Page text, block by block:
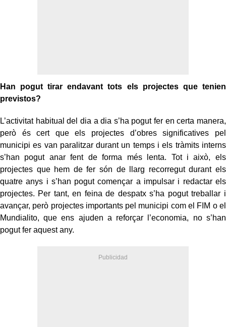
Han pogut tirar endavant tots els projectes que tenien
previstos?
L’activitat habitual del dia a dia s’ha pogut fer en certa manera,
però és cert que els projectes d’obres significatives pel
municipi es van paralitzar durant un temps i els tràmits interns
s’han pogut anar fent de forma més lenta. Tot i això, els
projectes que hem de fer són de llarg recorregut durant els
quatre anys i s’han pogut començar a impulsar i redactar els
projectes. Per tant, en feina de despatx s’ha pogut treballar i
avançar, però projectes importants pel municipi com el FIM o el
Mundialito, que ens ajuden a reforçar l’economia, no s’han
pogut fer aquest any.